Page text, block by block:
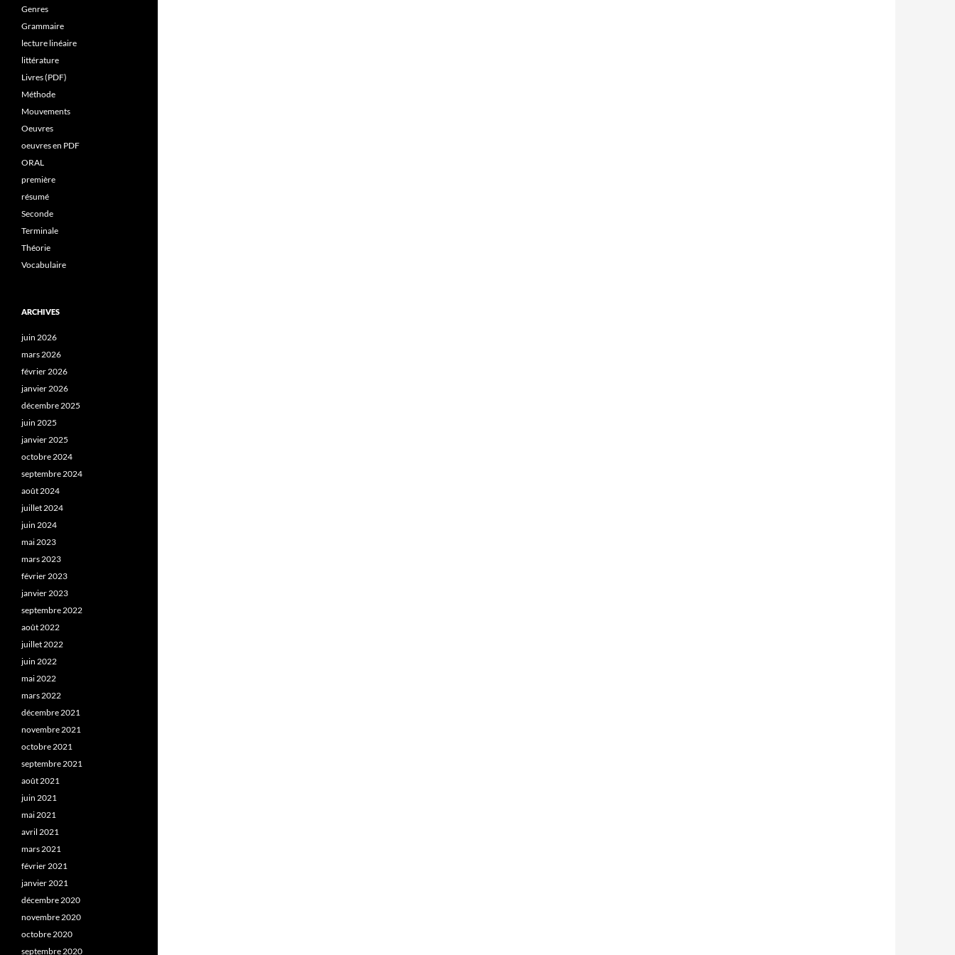
Genres
Grammaire
lecture linéaire
littérature
Livres (PDF)
Méthode
Mouvements
Oeuvres
oeuvres en PDF
ORAL
première
résumé
Seconde
Terminale
Théorie
Vocabulaire
ARCHIVES
juin 2026
mars 2026
février 2026
janvier 2026
décembre 2025
juin 2025
janvier 2025
octobre 2024
septembre 2024
août 2024
juillet 2024
juin 2024
mai 2023
mars 2023
février 2023
janvier 2023
septembre 2022
août 2022
juillet 2022
juin 2022
mai 2022
mars 2022
décembre 2021
novembre 2021
octobre 2021
septembre 2021
août 2021
juin 2021
mai 2021
avril 2021
mars 2021
février 2021
janvier 2021
décembre 2020
novembre 2020
octobre 2020
septembre 2020